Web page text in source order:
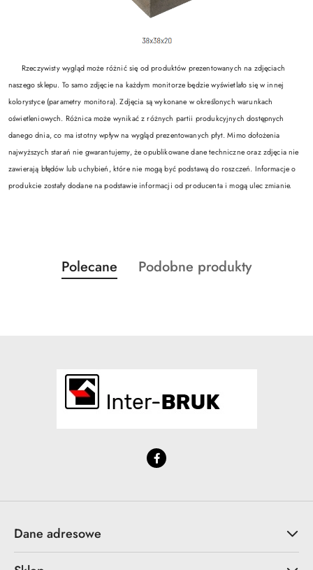
Rzeczywisty wygląd może różnić się od produktów prezentowanych na zdjęciach
naszego sklepu. To samo zdjęcie na każdym monitorze będzie wyświetlało się w innej
kolorystyce (parametry monitora). Zdjęcia są wykonane w określonych warunkach
oświetleniowych. Różnica może wynikać z różnych partii produkcyjnych dostępnych
danego dnia, co ma istotny wpływ na wygląd prezentowanych płyt. Mimo dołożenia
najwyższych starań nie gwarantujemy, że opublikowane dane techniczne oraz zdjęcia nie
zawierają błędów lub uchybień, które nie mogą być podstawą do roszczeń. Informacje o
produkcie zostały dodane na podstawie informacji od producenta i mogą ulec zmianie.
Pomiń karuzelę produktów
Produkty
o
Polecane
Produkty
Podobne produkty
Dane adresowe